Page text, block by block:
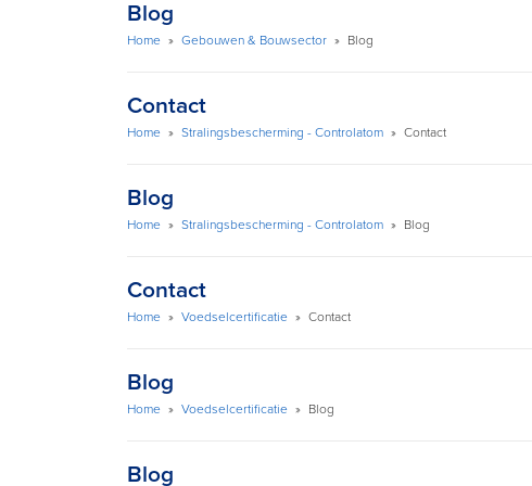
Blog
Home » Gebouwen & Bouwsector » Blog
Contact
Home » Stralingsbescherming - Controlatom » Contact
Blog
Home » Stralingsbescherming - Controlatom » Blog
Contact
Home » Voedselcertificatie » Contact
Blog
Home » Voedselcertificatie » Blog
Blog